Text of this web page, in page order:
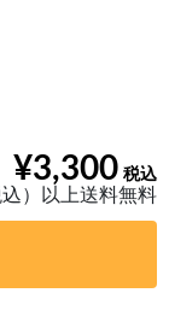
¥3,300
）以上送料無料